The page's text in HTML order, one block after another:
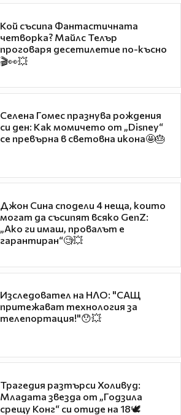
Кой съсипа Фантастичната
четворка? Майлс Телър
проговаря десетилетие по-късно
🎬👀💥
Селена Гомес празнува рождения
си ден: Как момичето от „Disney“
се превърна в световна икона🤩🎂
Джон Сина сподели 4 неща, които
могат да съсипят всяко GenZ:
„Ако ги имаш, провалът е
гарантиран“🧐💥
Изследовател на НЛО: "САЩ
притежават технология за
телепортация!"😯💥
Трагедия разтърси Холивуд:
Младата звезда от „Годзила
срещу Конг“ си отиде на 18🕊️